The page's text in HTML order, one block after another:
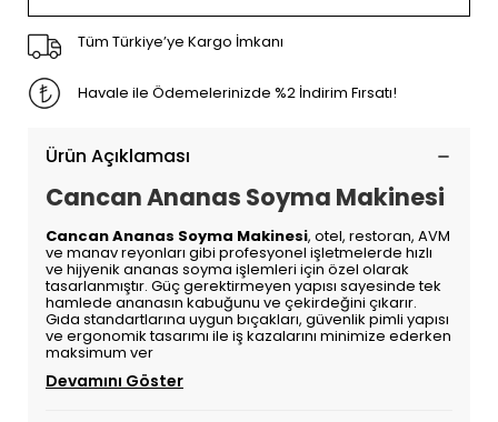
Tüm Türkiye’ye Kargo İmkanı
Havale ile Ödemelerinizde %2 İndirim Fırsatı!
Ürün Açıklaması
Cancan Ananas Soyma Makinesi
Cancan Ananas Soyma Makinesi, otel, restoran, AVM
ve manav reyonları gibi profesyonel işletmelerde hızlı
ve hijyenik ananas soyma işlemleri için özel olarak
tasarlanmıştır. Güç gerektirmeyen yapısı sayesinde tek
hamlede ananasın kabuğunu ve çekirdeğini çıkarır.
Gıda standartlarına uygun bıçakları, güvenlik pimli yapısı
ve ergonomik tasarımı ile iş kazalarını minimize ederken
maksimum ver
Devamını Göster